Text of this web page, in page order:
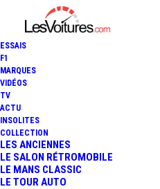
ESSAIS
F1
MARQUES
VIDÉOS
TV
ACTU
INSOLITES
COLLECTION
LES ANCIENNES
LE SALON RÉTROMOBILE
LE MANS CLASSIC
LE TOUR AUTO
PEUGEOT 508
BELLE QUE